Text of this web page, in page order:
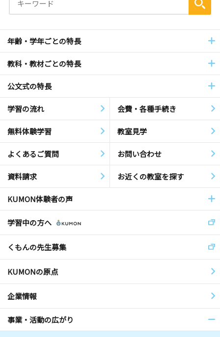
年齢・学年ごとの特長
教科・教材ごとの特長
公文式の特長
学習の流れ 会費・各種手続き
無料体験学習 教室見学
よくあるご質問 お問い合わせ
資料請求 お近くの教室を探す
KUMON体験者の声
学習中の方へ
くもんの先生募集
KUMONの原点
企業情報
事業・活動の広がり